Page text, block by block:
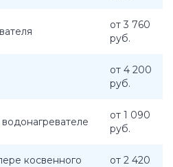
от 3 760
руб.
от 4 200
руб.
от 1 090
руб.
косвенного
от 2 420